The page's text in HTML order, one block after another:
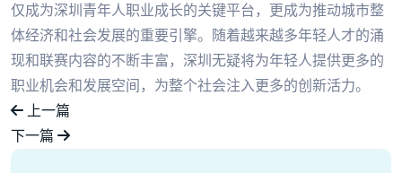
仅成为深圳青年人职业成长的关键平台，更成为推动城市整
体经济和社会发展的重要引擎。随着越来越多年轻人才的涌
现和联赛内容的不断丰富，深圳无疑将为年轻人提供更多的
职业机会和发展空间，为整个社会注入更多的创新活力。
上一篇
下一篇